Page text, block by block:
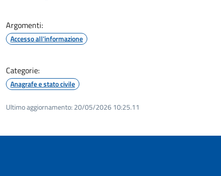
Argomenti:
Accesso all'informazione
Categorie:
Anagrafe e stato civile
Ultimo aggiornamento: 20/05/2026 10:25.11